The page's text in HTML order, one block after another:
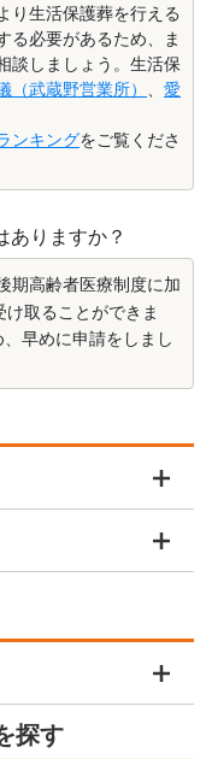
り生活保護葬を行える
る必要があるため、ま
談しましょう。生活保
（武蔵野営業所） 、 愛
ンキングをご覧くださ
ありますか？
期高齢者医療制度に加
取ることができま
早めに申請をしまし
探す